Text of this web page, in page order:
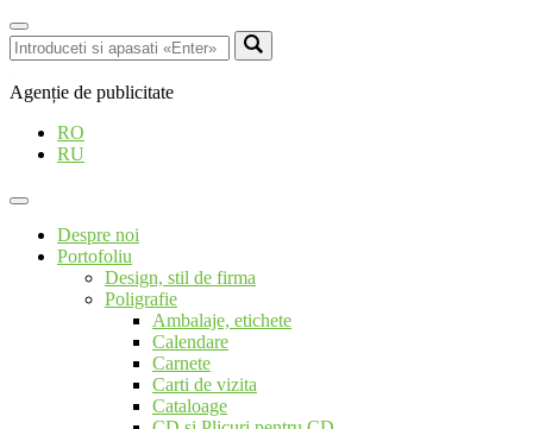
Agenție de publicitate
RO
RU
Despre noi
Portofoliu
Design, stil de firma
Poligrafie
Ambalaje, etichete
Calendare
Carnete
Carti de vizita
Cataloage